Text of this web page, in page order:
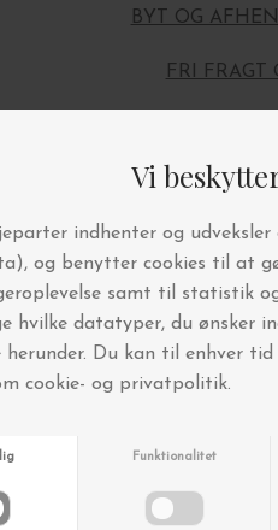
BYT OG
FRI FRAGT
Andre købte også